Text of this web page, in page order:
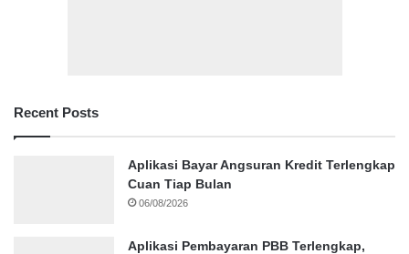
Recent Posts
Aplikasi Bayar Angsuran Kredit Terlengkap
Cuan Tiap Bulan
06/08/2026
Aplikasi Pembayaran PBB Terlengkap,